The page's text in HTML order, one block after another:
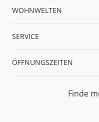
WOHNWELTEN
SERVICE
ÖFFNUNGSZEITEN
Finde